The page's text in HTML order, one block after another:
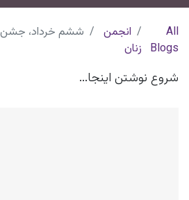
All
Blogs
انجمن
زنان
ششم خرداد، جشن خُردادگان،
شروع نوشتن اینجا...